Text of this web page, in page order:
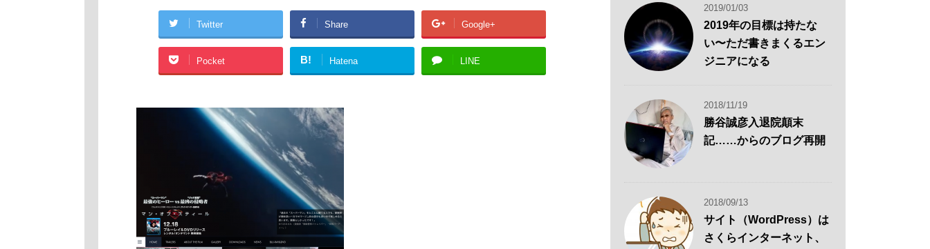
Twitter Share Google+
Pocket B! Hatena LINE
記
事
2019/01/03
2019年の目標は持たな
い〜ただ書きまくるエン
ジニアになる
2018/11/19
勝谷誠彦入退院顛末
記……からのブログ再開
2018/09/13
サイト（WordPress）は
さくらインターネット、